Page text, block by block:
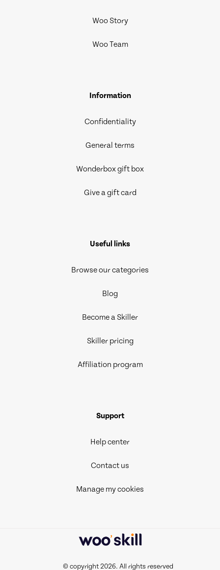
Woo Story
Woo Team
Information
Confidentiality
General terms
Wonderbox gift box
Give a gift card
Useful links
Browse our categories
Blog
Become a Skiller
Skiller pricing
Affiliation program
Support
Help center
Contact us
Manage my cookies
© copyright 2026. All rights reserved